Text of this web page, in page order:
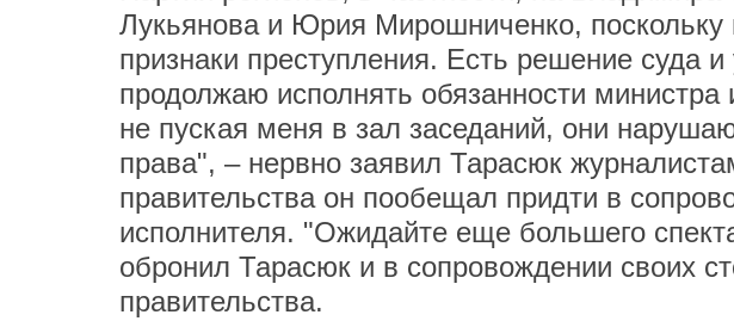
Лукьянова и Юрия Мирошниченко, поскольку
признаки преступления. Есть решение суда
продолжаю исполнять обязанности министра
не пуская меня в зал заседаний, они
права", – нервно заявил Тарасюк
правительства он пообещал придти в
исполнителя. "Ожидайте еще большего
обронил Тарасюк и в сопровождении своих
правительства.